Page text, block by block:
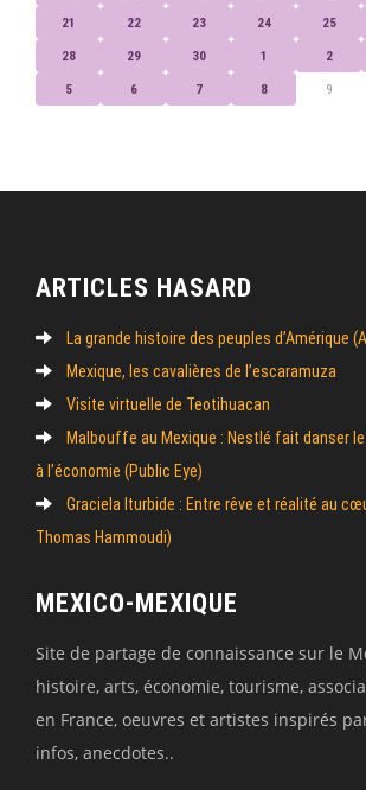
21 22 23 24 25
28 29 30 1 2
5 6 7 8 9
ARTICLES HASARD
La grande histoire des peuples d’Amérique
Mexique, les cavalières de l’escaramuza
Visite virtuelle de Teotihuacan
Malbouffe au Mexique : Nestlé fait danser
à l’économie (Public Eye)
Graciela Iturbide : Entre rêve et réalité au
Thomas Hammoudi)
MEXICO-MEXIQUE
Site de partage de connaissance sur le
histoire, arts, économie, tourisme,
en France, oeuvres et artistes inspirés
infos, anecdotes..